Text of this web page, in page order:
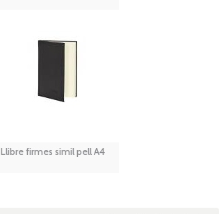
Llibre firmes simil pell A4